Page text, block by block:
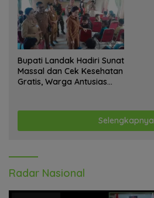
Bupati Landak Hadiri Sunat
Massal dan Cek Kesehatan
Gratis, Warga Antusias
Selengkapnya
Radar Nasional